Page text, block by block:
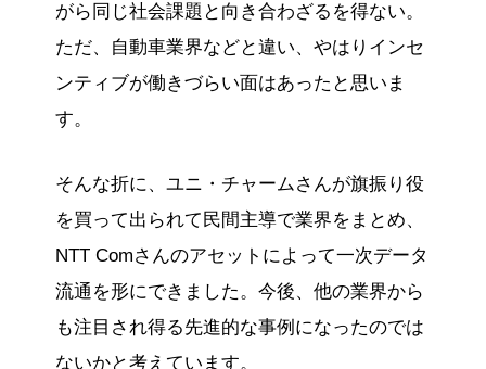
がら同じ社会課題と向き合わざるを得ない。
ただ、自動車業界などと違い、やはりインセ
ンティブが働きづらい面はあったと思いま
す。
そんな折に、ユニ・チャームさんが旗振り役
を買って出られて民間主導で業界をまとめ、
NTT Comさんのアセットによって一次データ
流通を形にできました。今後、他の業界から
も注目され得る先進的な事例になったのでは
ないかと考えています。